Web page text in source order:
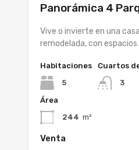
Panorámica 4
Vive o invierte en una
remodelada, con
Habitaciones
5
Cuartos
3
Área
244 m²
Venta